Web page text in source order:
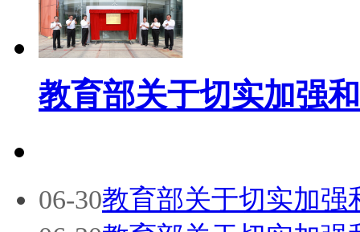
教育部关于切实加强
06-30教育部关于切实加强